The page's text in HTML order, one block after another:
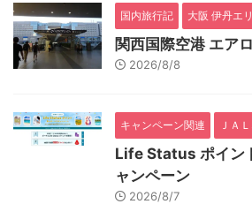
国内旅行記 大阪 伊丹エ
関西国際空港 エア
2026/8/8
キャンペーン関連 ＪＡ
Life Status ポイン
ャンペーン
2026/8/7